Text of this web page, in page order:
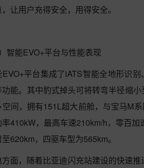
让用户充得安全，用得安全。
）智能EVO+平台与性能表现
EVO+平台集成了iATS智能全地形识
能。其中豹式掉头可将转弯半径缩
空间，拥有151L超大前舱，与宝马M
410kW，最高车速210km/h，零百
620km，四驱车型为565km。
方面，随着比亚迪闪充站建设的快速